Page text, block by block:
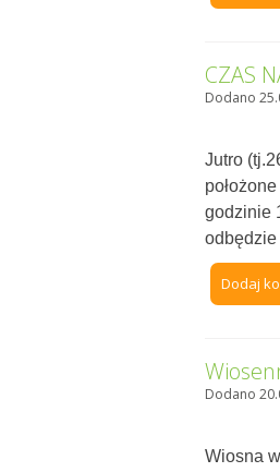
CZAS
Dodano
Jutro
godzinie
odbędzie
Dodaj
Dodano
Wiosna